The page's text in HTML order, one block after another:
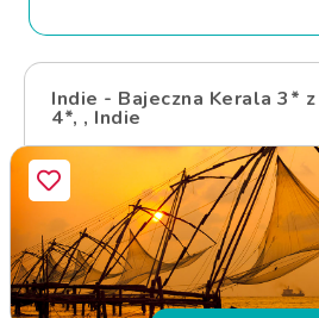
Indie - Bajeczna Kerala 3*
4*, , Indie